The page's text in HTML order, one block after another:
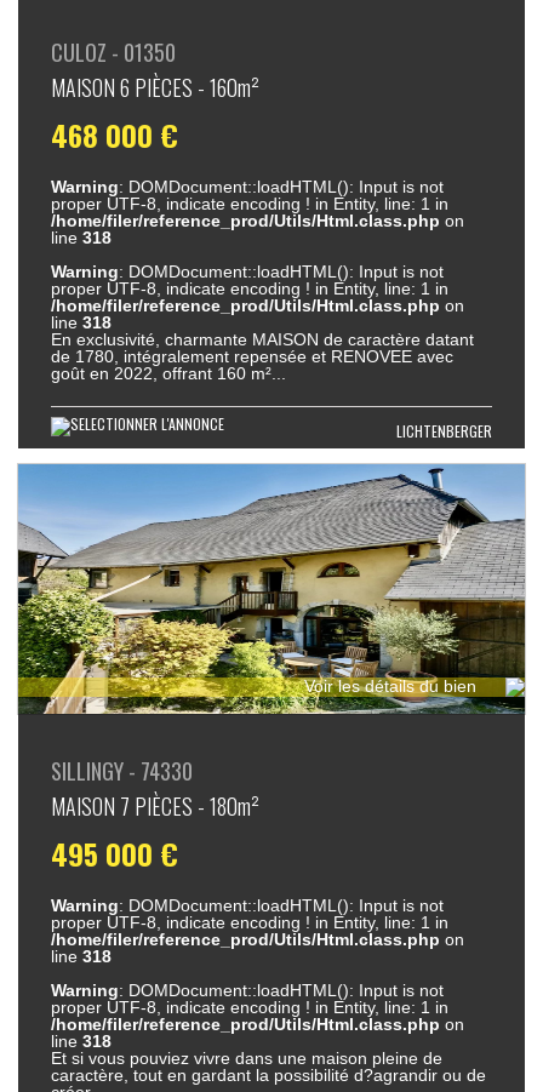
CULOZ - 01350
MAISON 6 PIÈCES - 160m²
468 000 €
Warning: DOMDocument::loadHTML(): Input is not
proper UTF-8, indicate encoding ! in Entity, line: 1 in
/home/filer/reference_prod/Utils/Html.class.php on
line318
Warning: DOMDocument::loadHTML(): Input is not
proper UTF-8, indicate encoding ! in Entity, line: 1 in
/home/filer/reference_prod/Utils/Html.class.php on
line318
En exclusivité, charmante MAISON de caractère datant
de 1780, intégralement repensée et RENOVEE avec
goût en 2022, offrant 160 m²...
LICHTENBERGER
Voir les détails du bien
SILLINGY - 74330
MAISON 7 PIÈCES - 180m²
495 000 €
Warning: DOMDocument::loadHTML(): Input is not
proper UTF-8, indicate encoding ! in Entity, line: 1 in
/home/filer/reference_prod/Utils/Html.class.php on
line318
Warning: DOMDocument::loadHTML(): Input is not
proper UTF-8, indicate encoding ! in Entity, line: 1 in
/home/filer/reference_prod/Utils/Html.class.php on
line318
Et si vous pouviez vivre dans une maison pleine de
caractère, tout en gardant la possibilité d?agrandir ou de